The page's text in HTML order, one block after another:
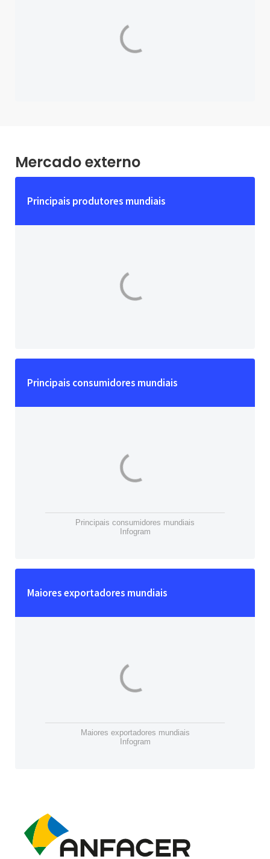
Mercado externo
Principais produtores mundiais
Principais consumidores mundiais
Principais consumidores mundiais
Infogram
Maiores exportadores mundiais
Maiores exportadores mundiais
Infogram